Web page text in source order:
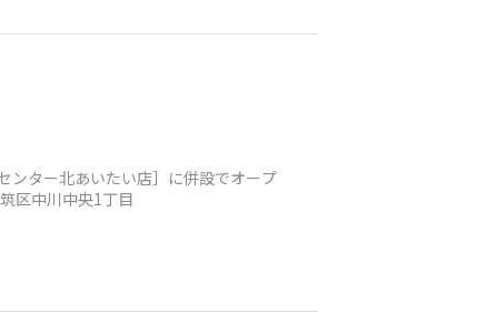
ター北あいたい店］に併設でオープ
区中川中央1丁目